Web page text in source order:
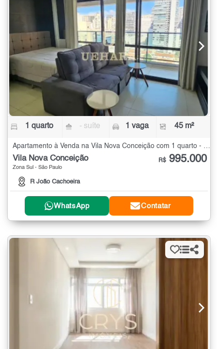
1 quarto - suíte 1 vaga 45 m²
Apartamento à Venda na Vila Nova Conceição com 1 quarto - 45 m²
Vila Nova Conceição
Zona Sul - São Paulo
R João Cachoeira
R$ 995.000
WhatsApp Contatar